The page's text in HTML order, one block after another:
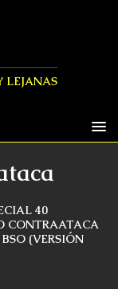
LEJANAS
40
CONTRAATACA
(VERSIÓN